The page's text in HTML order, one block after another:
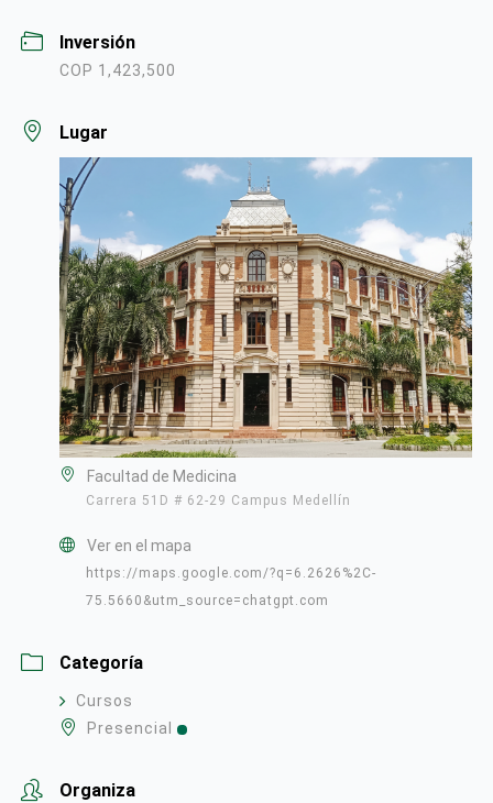
Inversión
COP 1,423,500
Lugar
Facultad de Medicina
Carrera 51D # 62-29 Campus Medellín
Ver en el mapa
https://maps.google.com/?q=6.2626%2C-
75.5660&utm_source=chatgpt.com
Categoría
Cursos
Presencial
Organiza